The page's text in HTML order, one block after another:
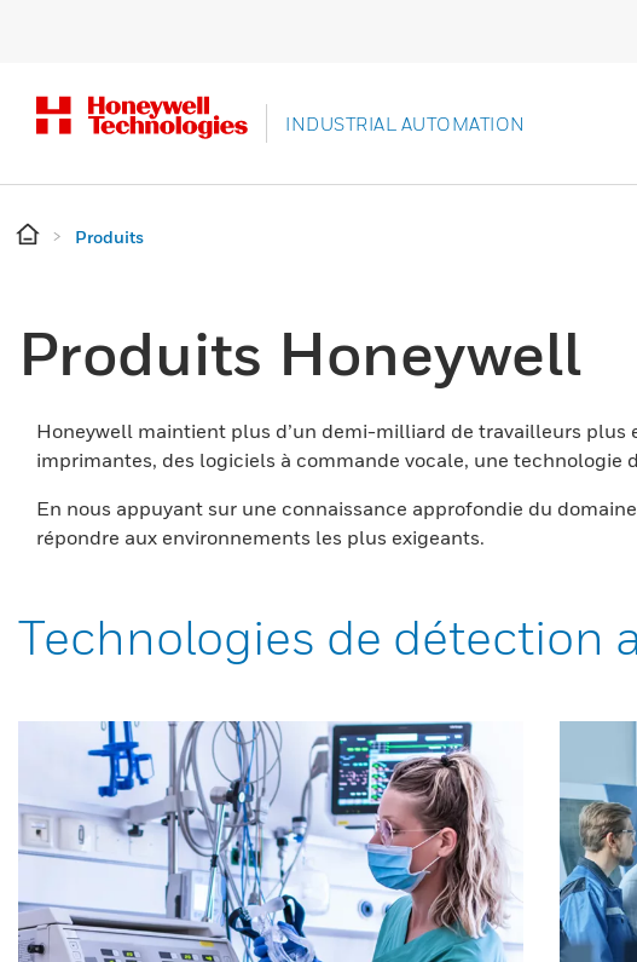
INDUSTRIAL AUTOMATION
Produits
Produits Honeywell
Honeywell maintient plus d’un demi-milliard de travailleurs plus
imprimantes, des logiciels à commande vocale, une
En nous appuyant sur une connaissance approfondie du
répondre aux environnements les plus exigeants.
Technologies de détection